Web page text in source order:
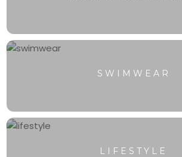
SWIMWEAR
LIFESTYLE